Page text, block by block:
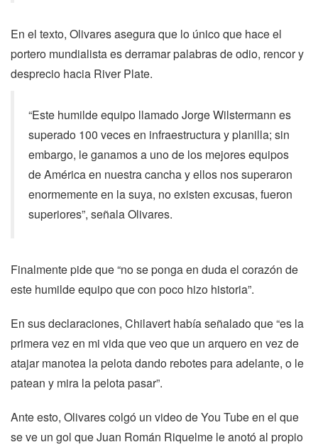
En el texto, Olivares asegura que lo único que hace el
portero mundialista es derramar palabras de odio, rencor y
desprecio hacia River Plate.
“Este humilde equipo llamado Jorge Wilstermann es
superado 100 veces en infraestructura y planilla; sin
embargo, le ganamos a uno de los mejores equipos
de América en nuestra cancha y ellos nos superaron
enormemente en la suya, no existen excusas, fueron
superiores”, señala Olivares.
Finalmente pide que “no se ponga en duda el corazón de
este humilde equipo que con poco hizo historia”.
En sus declaraciones, Chilavert había señalado que “es la
primera vez en mi vida que veo que un arquero en vez de
atajar manotea la pelota dando rebotes para adelante, o le
patean y mira la pelota pasar”.
Ante esto, Olivares colgó un video de You Tube en el que
se ve un gol que Juan Román Riquelme le anotó al propio